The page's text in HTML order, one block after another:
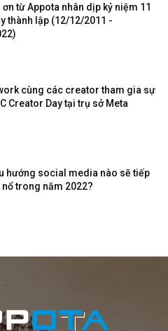
từ Appota nhân dịp kỷ niệm 11
thành lập (12/12/2011 -
cùng các creator tham gia sự
Creator Day tại trụ sở Meta
hướng social media nào sẽ tiếp
trong năm 2022?